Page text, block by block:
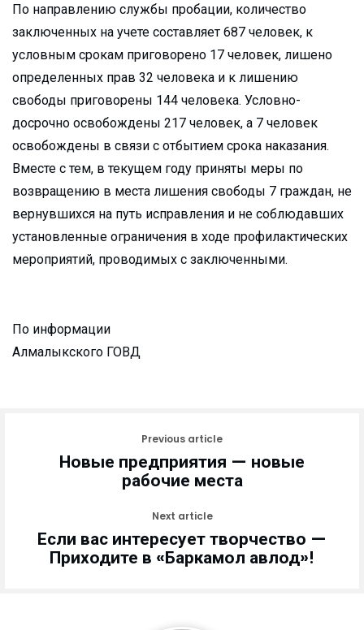
По направлению службы пробации, количество
заключенных на учете составляет 687 человек, к
условным срокам приговорено 17 человек, лишено
определенных прав 32 человека и к лишению
свободы приговорены 144 человека. Условно-
досрочно освобождены 217 человек, а 7 человек
освобождены в связи с отбытием срока наказания.
Вместе с тем, в текущем году приняты меры по
возвращению в места лишения свободы 7 граждан, не
вернувшихся на путь исправления и не соблюдавших
установленные ограничения в ходе профилактических
мероприятий, проводимых с заключенными.
По информации
Алмалыкского ГОВД
Previous article
Новые предприятия — новые
рабочие места
Next article
Если вас интересует творчество —
Приходите в «Баркамол авлод»!